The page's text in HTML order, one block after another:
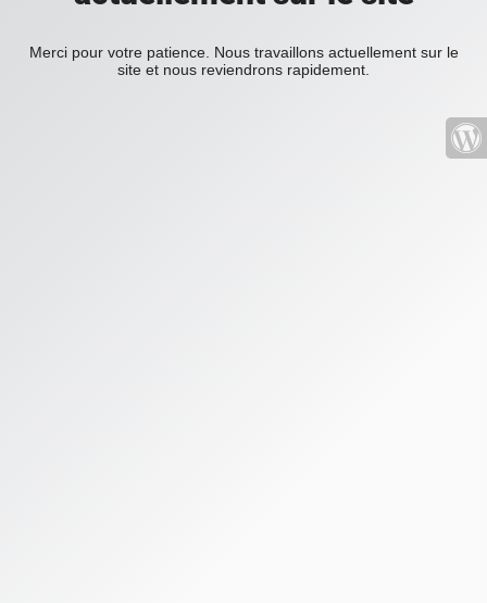
Merci pour votre patience. Nous travaillons actuellement sur le
site et nous reviendrons rapidement.